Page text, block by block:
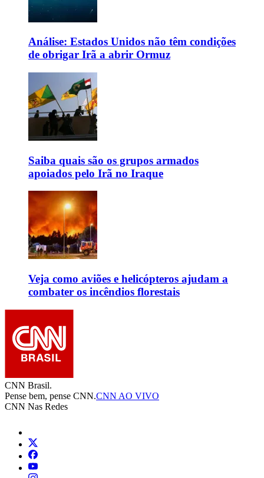
Análise: Estados Unidos não têm condições
de obrigar Irã a abrir Ormuz
Saiba quais são os grupos armados
apoiados pelo Irã no Iraque
Veja como aviões e helicópteros ajudam a
combater os incêndios florestais
CNN Brasil.
Pense bem, pense CNN.CNN AO VIVO
CNN Nas Redes